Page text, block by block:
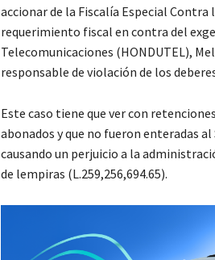
accionar de la Fiscalía Especial
requerimiento fiscal en contra del
Telecomunicaciones (HONDUTEL),
responsable de violación de los
Este caso tiene que ver con
abonados y que no fueron enteradas
causando un perjuicio a la
de lempiras (L.259,256,694.65).